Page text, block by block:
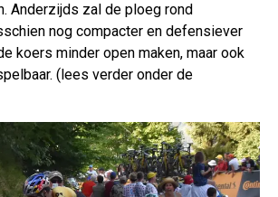
Anderzijds zal de ploeg rond
nog compacter en defensiever
koers minder open maken, maar ook
(lees verder onder de